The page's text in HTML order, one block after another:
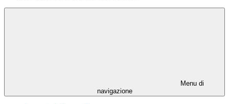
Menu di
navigazione